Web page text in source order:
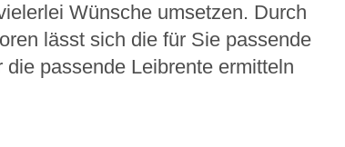
Wünsche umsetzen. Durch
lässt sich die für Sie passende
passende Leibrente ermitteln